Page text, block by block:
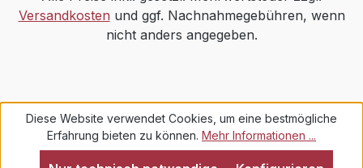
Versandkosten und ggf. Nachnahmegebühren, wenn
nicht anders angegeben.
Diese Website verwendet Cookies, um eine bestmögliche
Erfahrung bieten zu können. Mehr Informationen ...